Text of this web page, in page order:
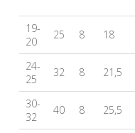
19-
20
25 8 18
24-
25
32 8 21,5
30-
32
40 8 25,5